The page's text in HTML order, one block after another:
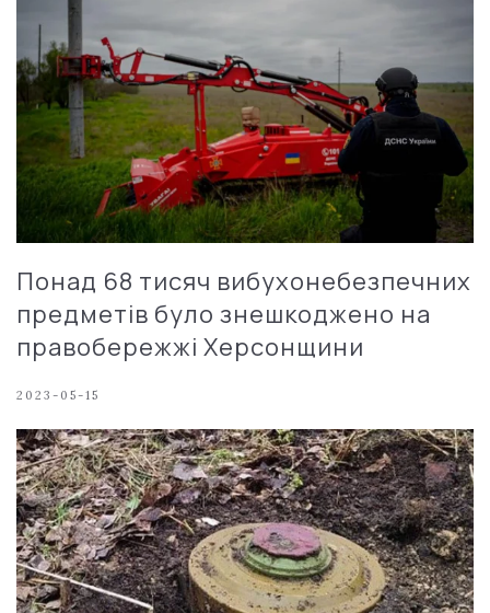
Понад 68 тисяч вибухонебезпечних
предметів було знешкоджено на
правобережжі Херсонщини
2023-05-15